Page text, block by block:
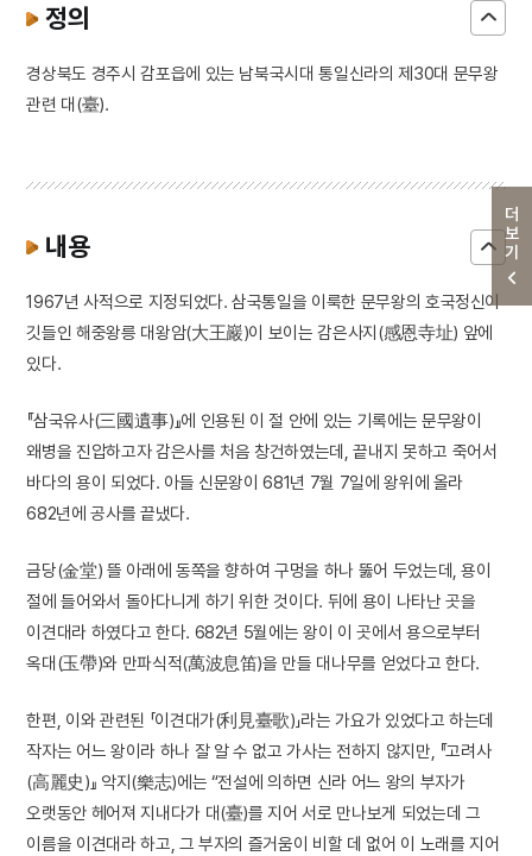
더보기
정의
경상북도 경주시 감포읍에 있는 남북국시대 통일신라의 제30대 문무왕
관련 대(臺).
내용
1967년 사적으로 지정되었다. 삼국통일을 이룩한 문무왕의 호국정신이
깃들인 해중왕릉 대왕암(大王巖)이 보이는 감은사지(感恩寺址) 앞에
있다.
『삼국유사(三國遺事)』에 인용된 이 절 안에 있는 기록에는 문무왕이
왜병을 진압하고자 감은사를 처음 창건하였는데, 끝내지 못하고 죽어서
바다의 용이 되었다. 아들 신문왕이 681년 7월 7일에 왕위에 올라
682년에 공사를 끝냈다.
금당(金堂) 뜰 아래에 동쪽을 향하여 구멍을 하나 뚫어 두었는데, 용이
절에 들어와서 돌아다니게 하기 위한 것이다. 뒤에 용이 나타난 곳을
이견대라 하였다고 한다. 682년 5월에는 왕이 이 곳에서 용으로부터
옥대(玉帶)와 만파식적(萬波息笛)을 만들 대나무를 얻었다고 한다.
한편, 이와 관련된 「이견대가(利見臺歌)」라는 가요가 있었다고 하는데
작자는 어느 왕이라 하나 잘 알 수 없고 가사는 전하지 않지만, 『고려사
(高麗史)』 악지(樂志)에는 “전설에 의하면 신라 어느 왕의 부자가
오랫동안 헤어져 지내다가 대(臺)를 지어 서로 만나보게 되었는데 그
이름을 이견대라 하고, 그 부자의 즐거움이 비할 데 없어 이 노래를 지어